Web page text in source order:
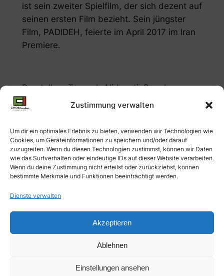
Zustimmung verwalten
Um dir ein optimales Erlebnis zu bieten, verwenden wir Technologien wie
Cookies, um Geräteinformationen zu speichern und/oder darauf
zuzugreifen. Wenn du diesen Technologien zustimmst, können wir Daten
wie das Surfverhalten oder eindeutige IDs auf dieser Website verarbeiten.
Wenn du deine Zustimmung nicht erteilst oder zurückziehst, können
bestimmte Merkmale und Funktionen beeinträchtigt werden.
Dienste verwalten
Akzeptieren
Ablehnen
Einstellungen ansehen
ist sein zweiter Spielfilm, der sich dezent auf
seinen ersten Film bezieht. Sein jüngster
Film, PADIDEH, feierte im April 2017 im Iran
Premiere.
Darsteller : Taraneh Alidoosti, Pegah
Ahangarani, Mohammad Reza Golzar,
Mehrdad Sedighian u.a. Buch : Ali
Ahmadzade, Mani Baghbani, Kamera :
Ashkan Ashkani, Montage : Ali Ahmadzade,
Ehsan Vaseghi, Produzent : Amir
Seyedzadeh, Weltvertrieb : DreamLab Films
Cinema Iran
Iranisches Filmfestival
Impressum &
X